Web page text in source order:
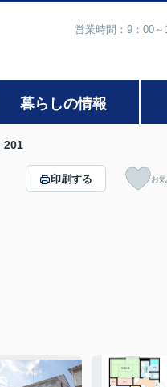
営業時間：9：00
暮らしの情報
201
印刷する お